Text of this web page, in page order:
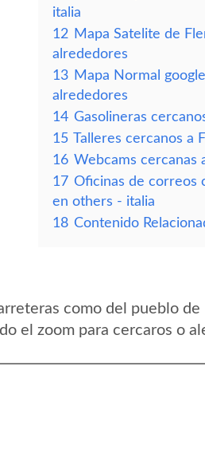
italia
12 Mapa Satelite de
alrededores
13 Mapa Normal
alrededores
14 Gasolineras
15 Talleres cercanos a
16 Webcams cercanas
17 Oficinas de correos
en others - italia
18 Contenido
como del pueblo
el zoom para cercaros o